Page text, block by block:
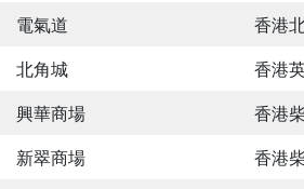
電氣道
香港
北角城
香港
興華商場
香港
新翠商場
香港